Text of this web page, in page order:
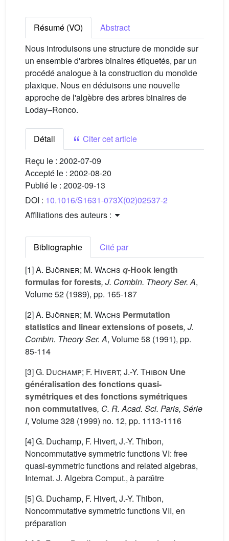
Résumé (VO)
Abstract
Nous introduisons une structure de monoı̈de sur
un ensemble d'arbres binaires étiquetés, par un
procédé analogue à la construction du monoı̈de
plaxique. Nous en déduisons une nouvelle
approche de l'algèbre des arbres binaires de
Loday–Ronco.
Détail
Citer cet article
Reçu le : 2002-07-09
Accepté le : 2002-08-20
Publié le : 2002-09-13
DOI : 10.1016/S1631-073X(02)02537-2
Affiliations des auteurs :
Bibliographie
Cité par
[1]A. Björner; M. Wachs q-Hook length
formulas for forests, J. Combin. Theory Ser. A,
Volume 52 (1989), pp. 165-187
[2]A. Björner; M. Wachs Permutation
statistics and linear extensions of posets, J.
Combin. Theory Ser. A, Volume 58 (1991), pp.
85-114
[3]G. Duchamp; F. Hivert; J.-Y. Thibon Une
généralisation des fonctions quasi-
symétriques et des fonctions symétriques
non commutatives, C. R. Acad. Sci. Paris, Série
I, Volume 328 (1999) no. 12, pp. 1113-1116
[4] G. Duchamp, F. Hivert, J.-Y. Thibon,
Noncommutative symmetric functions VI: free
quasi-symmetric functions and related algebras,
Internat. J. Algebra Comput., à paraı̂tre
[5] G. Duchamp, F. Hivert, J.-Y. Thibon,
Noncommutative symmetric functions VII, en
préparation